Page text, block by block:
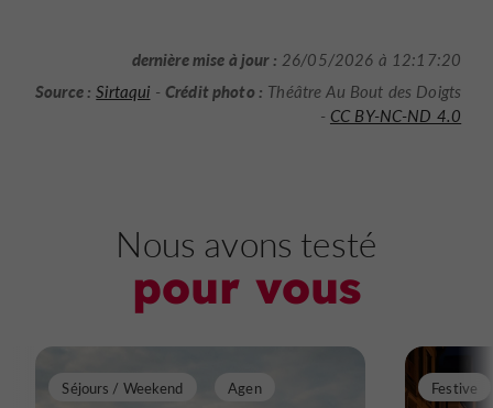
dernière mise à jour : 26/05/2026 à 12:17:20
Source : Sirtaqui - Crédit photo : Théâtre Au Bout des Doigts
- CC BY-NC-ND 4.0
Nous avons testé
pour vous
Séjours / Weekend Agen Festive